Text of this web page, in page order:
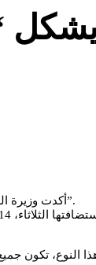
أكدت وزيرة الدفاع الإسبانية، مارغريتا روبلز، أن دعم الحكومة الإسبانية لمخطط المغرب للحكم الذاتي في الصحراء يشكل “قرارا جيدا لإسبانيا ومنطقة البحر الأبيض المتوسط بأكملها”.
النوع، تكون